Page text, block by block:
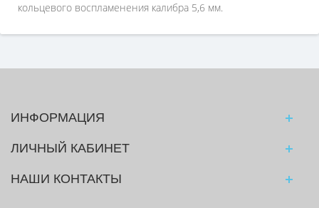
кольцевого воспламенения калибра 5,6 мм.
ИНФОРМАЦИЯ
ЛИЧНЫЙ КАБИНЕТ
НАШИ КОНТАКТЫ